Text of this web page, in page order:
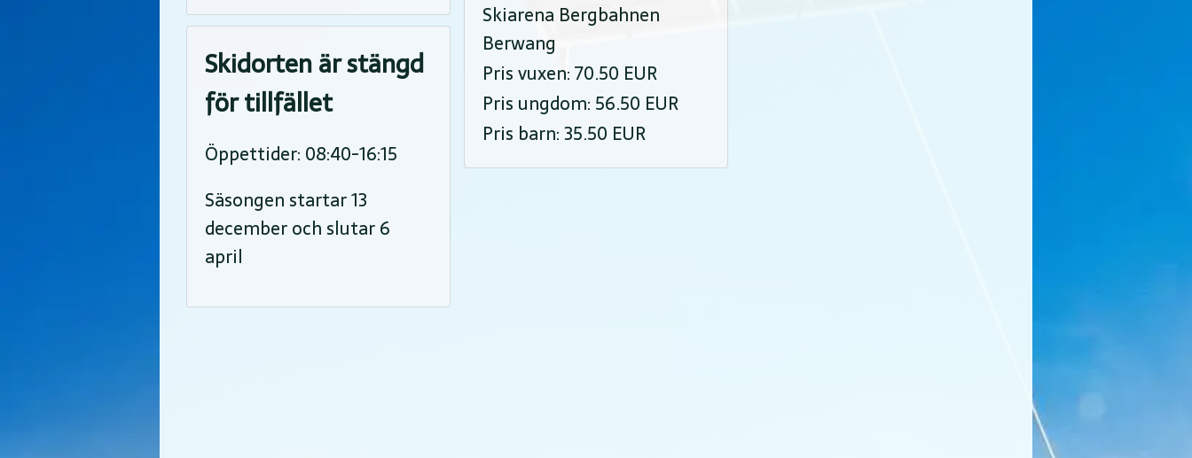
Skidorten är stängd
för tillfället
Öppettider: 08:40-16:15
Säsongen startar 13
december och slutar 6
april
Skiarena Bergbahnen
Berwang
Pris vuxen: 70.50 EUR
Pris ungdom: 56.50 EUR
Pris barn: 35.50 EUR